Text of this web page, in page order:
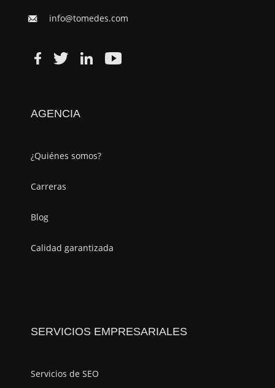
info@tomedes.com
AGENCIA
¿Quiénes somos?
Carreras
Blog
Calidad garantizada
SERVICIOS EMPRESARIALES
Servicios de SEO